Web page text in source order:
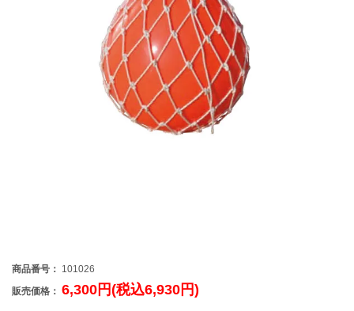
商品番号： 101026
販売価格： 6,300円(税込6,930円)